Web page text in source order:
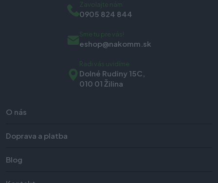
O nás
Doprava a platba
Blog
Zavolajte nám
0905 824 844
Sme tu pre vás!
eshop@nakomm.sk
Radi vás uvidíme
Dolné Rudiny 15C,
010 01 Žilina